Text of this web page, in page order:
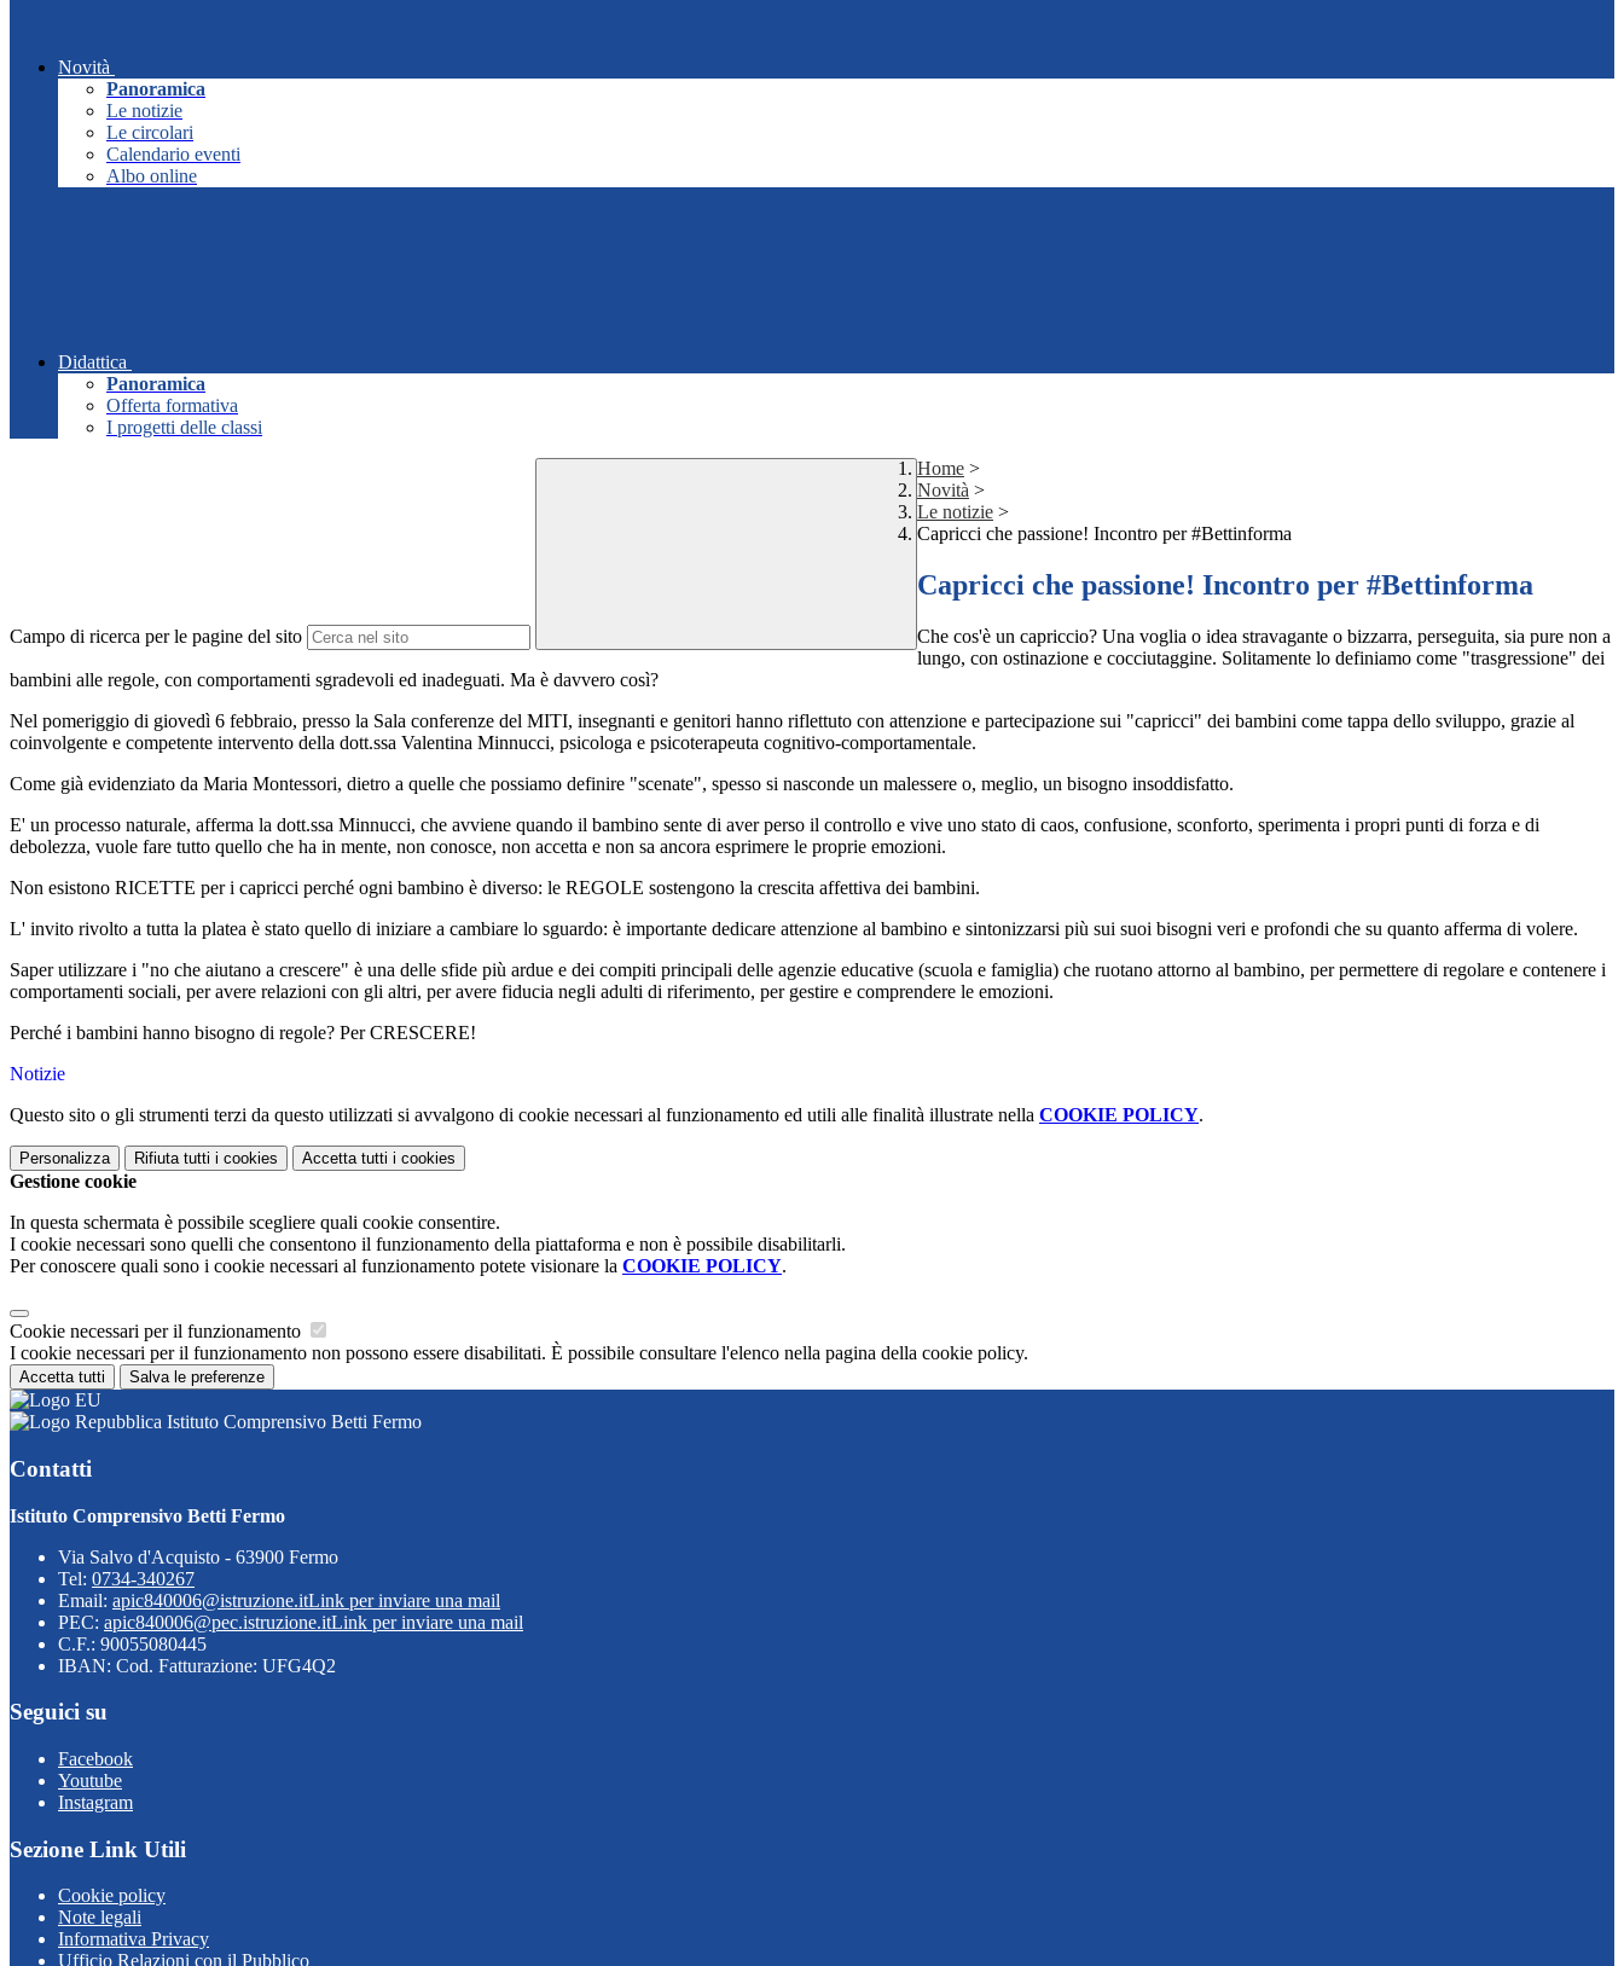
Novità
Panoramica
Le notizie
Le circolari
Calendario eventi
Albo online
Didattica
Panoramica
Offerta formativa
I progetti delle classi
Campo di ricerca per le pagine del sito
Home >
Novità >
Le notizie >
Capricci che passione! Incontro per #Bettinforma
Capricci che passione! Incontro per #Bettinforma
Che cos'è un capriccio? Una voglia o idea stravagante o bizzarra, perseguita, sia pure non a
lungo, con ostinazione e cocciutaggine. Solitamente lo definiamo come "trasgressione" dei
bambini alle regole, con comportamenti sgradevoli ed inadeguati. Ma è davvero così?
Nel pomeriggio di giovedì 6 febbraio, presso la Sala conferenze del MITI, insegnanti e genitori hanno riflettuto con attenzione e partecipazione sui "capricci" dei bambini come tappa dello sviluppo, grazie al
coinvolgente e competente intervento della dott.ssa Valentina Minnucci, psicologa e psicoterapeuta cognitivo-comportamentale.
Come già evidenziato da Maria Montessori, dietro a quelle che possiamo definire "scenate", spesso si nasconde un malessere o, meglio, un bisogno insoddisfatto.
E' un processo naturale, afferma la dott.ssa Minnucci, che avviene quando il bambino sente di aver perso il controllo e vive uno stato di caos, confusione, sconforto, sperimenta i propri punti di forza e di
debolezza, vuole fare tutto quello che ha in mente, non conosce, non accetta e non sa ancora esprimere le proprie emozioni.
Non esistono RICETTE per i capricci perché ogni bambino è diverso: le REGOLE sostengono la crescita affettiva dei bambini.
L' invito rivolto a tutta la platea è stato quello di iniziare a cambiare lo sguardo: è importante dedicare attenzione al bambino e sintonizzarsi più sui suoi bisogni veri e profondi che su quanto afferma di volere.
Saper utilizzare i "no che aiutano a crescere" è una delle sfide più ardue e dei compiti principali delle agenzie educative (scuola e famiglia) che ruotano attorno al bambino, per permettere di regolare e contenere i
comportamenti sociali, per avere relazioni con gli altri, per avere fiducia negli adulti di riferimento, per gestire e comprendere le emozioni.
Perché i bambini hanno bisogno di regole? Per CRESCERE!
Notizie
Questo sito o gli strumenti terzi da questo utilizzati si avvalgono di cookie necessari al funzionamento ed utili alle finalità illustrate nella COOKIE POLICY.
Personalizza Rifiuta tutti i cookies Accetta tutti i cookies
Gestione cookie
In questa schermata è possibile scegliere quali cookie consentire.
I cookie necessari sono quelli che consentono il funzionamento della piattaforma e non è possibile disabilitarli.
Per conoscere quali sono i cookie necessari al funzionamento potete visionare la COOKIE POLICY.
Cookie necessari per il funzionamento
I cookie necessari per il funzionamento non possono essere disabilitati. È possibile consultare l'elenco nella pagina della cookie policy.
Accetta tutti Salva le preferenze
Istituto Comprensivo Betti Fermo
Contatti
Istituto Comprensivo Betti Fermo
Via Salvo d'Acquisto - 63900 Fermo
Tel: 0734-340267
Email: apic840006@istruzione.itLink per inviare una mail
PEC: apic840006@pec.istruzione.itLink per inviare una mail
C.F.: 90055080445
IBAN: Cod. Fatturazione: UFG4Q2
Seguici su
Facebook
Youtube
Instagram
Sezione Link Utili
Cookie policy
Note legali
Informativa Privacy
Ufficio Relazioni con il Pubblico